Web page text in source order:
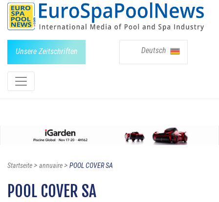
Unsere Zeitschriften Deutsch
Startseite> annuaire> POOL COVER SA
POOL COVER SA